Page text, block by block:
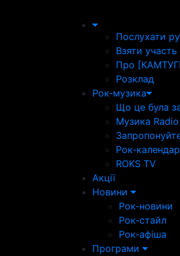
Послухати
Взяти участь
Про
Розклад
Рок-музика
Що це була
Музика Radio
Рок-календар
ROKS TV
Акції
Новини
Рок-новини
Рок-стайл
Рок-афіша
Програми